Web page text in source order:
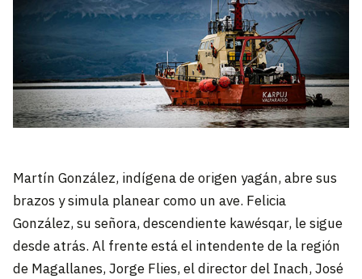
Martín González, indígena de origen yagán, abre sus
brazos y simula planear como un ave. Felicia
González, su señora, descendiente kawésqar, le sigue
desde atrás. Al frente está el intendente de la región
de Magallanes, Jorge Flies, el director del Inach, José